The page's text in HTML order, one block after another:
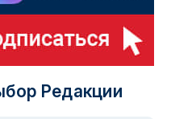
Редакции